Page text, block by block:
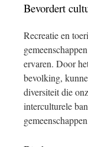
Bevordert
Recreatie en
ervaren. Door
bevolking,
diversiteit die
interculturele